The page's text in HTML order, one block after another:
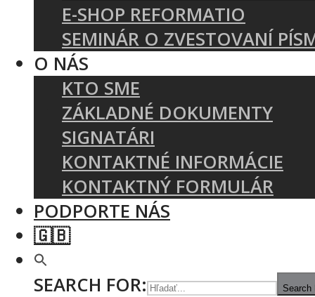
E-SHOP REFORMATIO
SEMINÁR O ZVESTOVANÍ
O NÁS
KTO SME
ZÁKLADNÉ DOKUMENTY
SIGNATÁRI
KONTAKTNÉ INFORMÁCIE
KONTAKTNÝ FORMULÁR
PODPORTE NÁS
🇬🇧
SEARCH FOR:
Search